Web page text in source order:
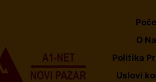
O
Politika
Uslovi